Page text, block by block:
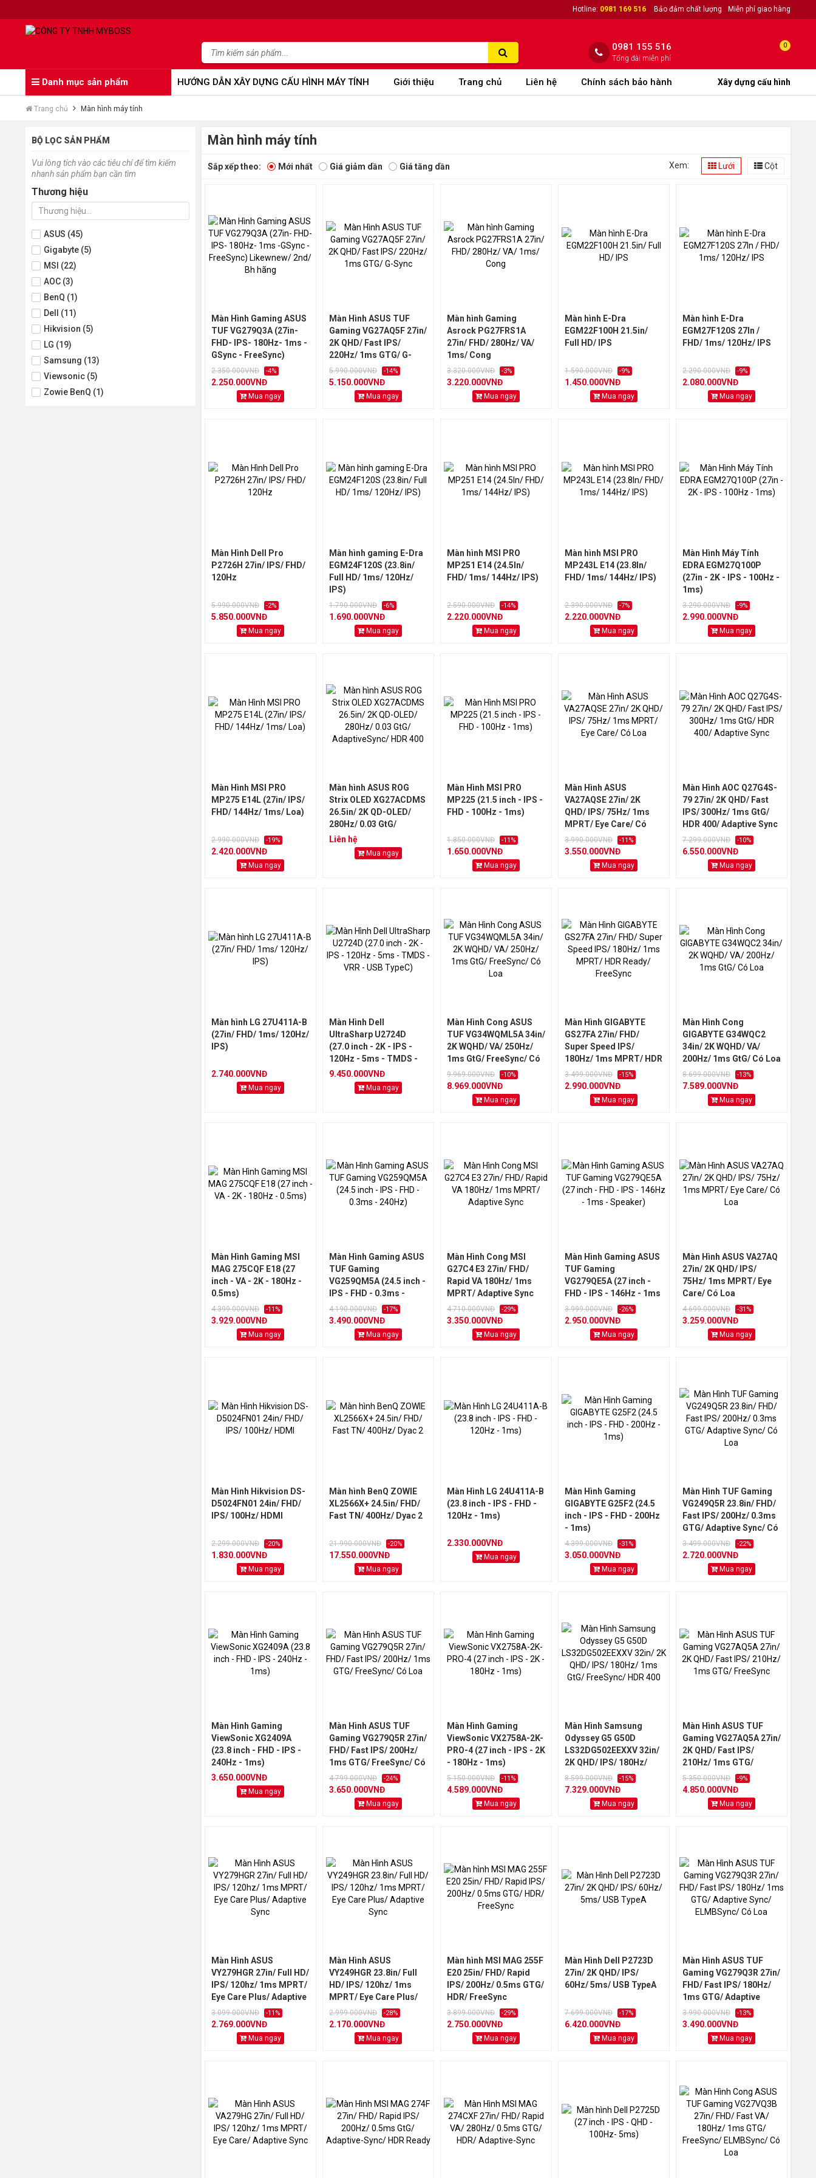
Hotline: 0981 169 516 Bảo đảm chất lượng Miễn phí giao hàng
0981 155 516
Tổng đài miễn phí
0
Danh mục sản phẩm HƯỚNG DẪN XÂY DỰNG CẤU HÌNH MÁY TÍNH Giới thiệu Trang chủ Liên hệ Chính sách bảo hành Xây dựng cấu hình
Trang chủ Màn hình máy tính
BỘ LỌC SẢN PHẨM
Vui lòng tích vào các tiêu chí để tìm kiếm
nhanh sản phẩm bạn cần tìm
Thương hiệu
ASUS (45)
Gigabyte (5)
MSI (22)
AOC (3)
BenQ (1)
Dell (11)
Hikvision (5)
LG (19)
Samsung (13)
Viewsonic (5)
Zowie BenQ (1)
Màn hình máy tính
Sắp xếp theo: Mới nhất Giá giảm dần Giá tăng dần Xem: Lưới Cột
Màn Hình Gaming ASUS
TUF VG279Q3A (27in-
FHD- IPS- 180Hz- 1ms -
GSync - FreeSync)
Likewnew/ 2nd/ Bh hãng
2.350.000VNĐ -4%
2.250.000VNĐ
Mua ngay
Màn Hình ASUS TUF
Gaming VG27AQ5F 27in/
2K QHD/ Fast IPS/
220Hz/ 1ms GTG/ G-
Sync
5.990.000VNĐ -14%
5.150.000VNĐ
Mua ngay
Màn hình Gaming
Asrock PG27FRS1A
27in/ FHD/ 280Hz/ VA/
1ms/ Cong
3.320.000VNĐ -3%
3.220.000VNĐ
Mua ngay
Màn hình E-Dra
EGM22F100H 21.5in/
Full HD/ IPS
1.590.000VNĐ -9%
1.450.000VNĐ
Mua ngay
Màn hình E-Dra
EGM27F120S 27In /
FHD/ 1ms/ 120Hz/ IPS
2.290.000VNĐ -9%
2.080.000VNĐ
Mua ngay
Màn Hình Dell Pro
P2726H 27in/ IPS/ FHD/
120Hz
5.990.000VNĐ -2%
5.850.000VNĐ
Mua ngay
Màn hình gaming E-Dra
EGM24F120S (23.8in/
Full HD/ 1ms/ 120Hz/
IPS)
1.790.000VNĐ -6%
1.690.000VNĐ
Mua ngay
Màn hình MSI PRO
MP251 E14 (24.5In/
FHD/ 1ms/ 144Hz/ IPS)
2.590.000VNĐ -14%
2.220.000VNĐ
Mua ngay
Màn hình MSI PRO
MP243L E14 (23.8In/
FHD/ 1ms/ 144Hz/ IPS)
2.390.000VNĐ -7%
2.220.000VNĐ
Mua ngay
Màn Hình Máy Tính
EDRA EGM27Q100P
(27in - 2K - IPS - 100Hz -
1ms)
3.290.000VNĐ -9%
2.990.000VNĐ
Mua ngay
Màn Hình MSI PRO
MP275 E14L (27in/ IPS/
FHD/ 144Hz/ 1ms/ Loa)
2.990.000VNĐ -19%
2.420.000VNĐ
Mua ngay
Màn hình ASUS ROG
Strix OLED XG27ACDMS
26.5in/ 2K QD-OLED/
280Hz/ 0.03 GtG/
AdaptiveSync/ HDR 400
Liên hệ
Mua ngay
Màn Hình MSI PRO
MP225 (21.5 inch - IPS -
FHD - 100Hz - 1ms)
1.850.000VNĐ -11%
1.650.000VNĐ
Mua ngay
Màn Hình ASUS
VA27AQSE 27in/ 2K
QHD/ IPS/ 75Hz/ 1ms
MPRT/ Eye Care/ Có
Loa
3.990.000VNĐ -11%
3.550.000VNĐ
Mua ngay
Màn Hình AOC Q27G4S-
79 27in/ 2K QHD/ Fast
IPS/ 300Hz/ 1ms GtG/
HDR 400/ Adaptive Sync
7.299.000VNĐ -10%
6.550.000VNĐ
Mua ngay
Màn hình LG 27U411A-B
(27in/ FHD/ 1ms/ 120Hz/
IPS)
2.740.000VNĐ
Mua ngay
Màn Hình Dell
UltraSharp U2724D
(27.0 inch - 2K - IPS -
120Hz - 5ms - TMDS -
VRR - USB TypeC)
9.450.000VNĐ
Mua ngay
Màn Hình Cong ASUS
TUF VG34WQML5A 34in/
2K WQHD/ VA/ 250Hz/
1ms GtG/ FreeSync/ Có
Loa
9.969.000VNĐ -10%
8.969.000VNĐ
Mua ngay
Màn Hình GIGABYTE
GS27FA 27in/ FHD/
Super Speed IPS/
180Hz/ 1ms MPRT/ HDR
Ready/ FreeSync
3.499.000VNĐ -15%
2.990.000VNĐ
Mua ngay
Màn Hình Cong
GIGABYTE G34WQC2
34in/ 2K WQHD/ VA/
200Hz/ 1ms GtG/ Có Loa
8.699.000VNĐ -13%
7.589.000VNĐ
Mua ngay
Màn Hình Gaming MSI
MAG 275CQF E18 (27
inch - VA - 2K - 180Hz -
0.5ms)
4.399.000VNĐ -11%
3.929.000VNĐ
Mua ngay
Màn Hình Gaming ASUS
TUF Gaming
VG259QM5A (24.5 inch -
IPS - FHD - 0.3ms -
240Hz)
4.190.000VNĐ -17%
3.490.000VNĐ
Mua ngay
Màn Hình Cong MSI
G27C4 E3 27in/ FHD/
Rapid VA 180Hz/ 1ms
MPRT/ Adaptive Sync
4.710.000VNĐ -29%
3.350.000VNĐ
Mua ngay
Màn Hình Gaming ASUS
TUF Gaming
VG279QE5A (27 inch -
FHD - IPS - 146Hz - 1ms
- Speaker)
3.999.000VNĐ -26%
2.950.000VNĐ
Mua ngay
Màn Hình ASUS VA27AQ
27in/ 2K QHD/ IPS/
75Hz/ 1ms MPRT/ Eye
Care/ Có Loa
4.699.000VNĐ -31%
3.259.000VNĐ
Mua ngay
Màn Hình Hikvision DS-
D5024FN01 24in/ FHD/
IPS/ 100Hz/ HDMI
2.299.000VNĐ -20%
1.830.000VNĐ
Mua ngay
Màn hình BenQ ZOWIE
XL2566X+ 24.5in/ FHD/
Fast TN/ 400Hz/ Dyac 2
21.990.000VNĐ -20%
17.550.000VNĐ
Mua ngay
Màn Hình LG 24U411A-B
(23.8 inch - IPS - FHD -
120Hz - 1ms)
2.330.000VNĐ
Mua ngay
Màn Hình Gaming
GIGABYTE G25F2 (24.5
inch - IPS - FHD - 200Hz
- 1ms)
4.399.000VNĐ -31%
3.050.000VNĐ
Mua ngay
Màn Hình TUF Gaming
VG249Q5R 23.8in/ FHD/
Fast IPS/ 200Hz/ 0.3ms
GTG/ Adaptive Sync/ Có
Loa
3.499.000VNĐ -22%
2.720.000VNĐ
Mua ngay
Màn Hình Gaming
ViewSonic XG2409A
(23.8 inch - FHD - IPS -
240Hz - 1ms)
3.650.000VNĐ
Mua ngay
Màn Hình ASUS TUF
Gaming VG279Q5R 27in/
FHD/ Fast IPS/ 200Hz/
1ms GTG/ FreeSync/ Có
Loa
4.799.000VNĐ -24%
3.650.000VNĐ
Mua ngay
Màn Hình Gaming
ViewSonic VX2758A-2K-
PRO-4 (27 inch - IPS - 2K
- 180Hz - 1ms)
5.150.000VNĐ -11%
4.589.000VNĐ
Mua ngay
Màn Hình Samsung
Odyssey G5 G50D
LS32DG502EEXXV 32in/
2K QHD/ IPS/ 180Hz/
1ms GtG/ FreeSync/
HDR 400
8.599.000VNĐ -15%
7.329.000VNĐ
Mua ngay
Màn Hình ASUS TUF
Gaming VG27AQ5A 27in/
2K QHD/ Fast IPS/
210Hz/ 1ms GTG/
FreeSync
5.350.000VNĐ -9%
4.850.000VNĐ
Mua ngay
Màn Hình ASUS
VY279HGR 27in/ Full HD/
IPS/ 120hz/ 1ms MPRT/
Eye Care Plus/ Adaptive
Sync
3.099.000VNĐ -11%
2.769.000VNĐ
Mua ngay
Màn Hình ASUS
VY249HGR 23.8in/ Full
HD/ IPS/ 120hz/ 1ms
MPRT/ Eye Care Plus/
Adaptive Sync
2.999.000VNĐ -28%
2.170.000VNĐ
Mua ngay
Màn hình MSI MAG 255F
E20 25in/ FHD/ Rapid
IPS/ 200Hz/ 0.5ms GTG/
HDR/ FreeSync
3.899.000VNĐ -29%
2.750.000VNĐ
Mua ngay
Màn Hình Dell P2723D
27in/ 2K QHD/ IPS/
60Hz/ 5ms/ USB TypeA
7.699.000VNĐ -17%
6.420.000VNĐ
Mua ngay
Màn Hình ASUS TUF
Gaming VG279Q3R 27in/
FHD/ Fast IPS/ 180Hz/
1ms GTG/ Adaptive
Sync/ ELMBSync/ Có
Loa
3.990.000VNĐ -13%
3.490.000VNĐ
Mua ngay